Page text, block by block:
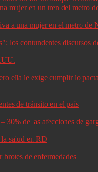
a una mujer en el metro de
los contundentes
ella le exige cumplir lo
de tránsito en el país
30% de las afecciones de
salud en RD
de enfermedades